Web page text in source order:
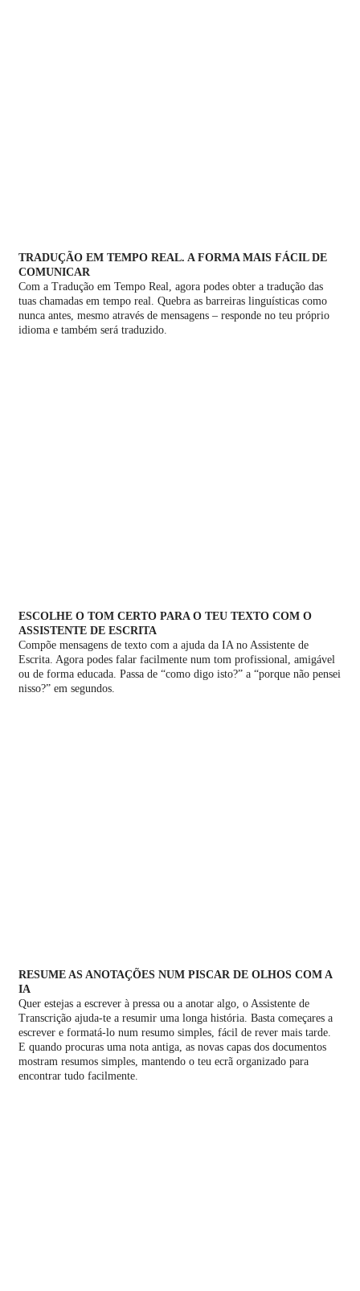
TRADUÇÃO EM TEMPO REAL. A FORMA MAIS FÁCIL DE
COMUNICAR
Com a Tradução em Tempo Real, agora podes obter a tradução das
tuas chamadas em tempo real. Quebra as barreiras linguísticas como
nunca antes, mesmo através de mensagens – responde no teu próprio
idioma e também será traduzido.
ESCOLHE O TOM CERTO PARA O TEU TEXTO COM O
ASSISTENTE DE ESCRITA
Compõe mensagens de texto com a ajuda da IA no Assistente de
Escrita. Agora podes falar facilmente num tom profissional, amigável
ou de forma educada. Passa de “como digo isto?” a “porque não pensei
nisso?” em segundos.
RESUME AS ANOTAÇÕES NUM PISCAR DE OLHOS COM A
IA
Quer estejas a escrever à pressa ou a anotar algo, o Assistente de
Transcrição ajuda-te a resumir uma longa história. Basta começares a
escrever e formatá-lo num resumo simples, fácil de rever mais tarde.
E quando procuras uma nota antiga, as novas capas dos documentos
mostram resumos simples, mantendo o teu ecrã organizado para
encontrar tudo facilmente.